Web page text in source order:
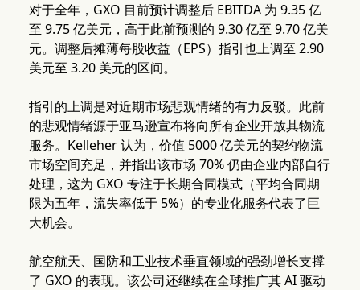
对于全年，GXO 目前预计调整后 EBITDA 为 9.35 亿
至 9.75 亿美元，高于此前预测的 9.30 亿至 9.70 亿美
元。调整后摊薄每股收益（EPS）指引也上调至 2.90
美元至 3.20 美元的区间。
指引的上调是对近期市场悲观情绪的有力反驳。此前
的悲观情绪源于亚马逊宣布将向所有企业开放其物流
服务。Kelleher 认为，价值 5000 亿美元的契约物流
市场空间充足，并指出该市场 70% 仍由企业内部自行
处理，这为 GXO 专注于长期合同模式（平均合同期
限为五年，流失率低于 5%）的专业化服务代表了巨
大机会。
航空航天、国防和工业技术垂直领域的强劲增长支撑
了 GXO 的表现。该公司还继续在全球推广其 AI 驱动